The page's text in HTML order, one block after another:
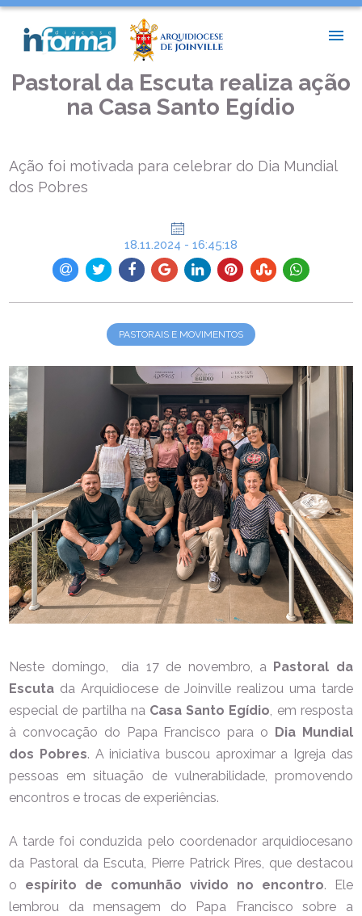
PASTORAL DA ESCUTA REALIZA AÇÃO NA CASA SANTO EGÍDIO
Pastoral da Escuta realiza ação
na Casa Santo Egídio
Ação foi motivada para celebrar do Dia Mundial
dos Pobres
18.11.2024 - 16:45:18
PASTORAIS E MOVIMENTOS
Neste domingo, dia 17 de novembro, a Pastoral da
Escuta da Arquidiocese de Joinville realizou uma tarde
especial de partilha naCasa Santo Egídio, em resposta
à convocação do Papa Francisco para o
Dia Mundial
dos Pobres. A iniciativa buscou aproximar a Igreja das
pessoas em situação de vulnerabilidade, promovendo
encontros e trocas de experiências.
A tarde foi conduzida pelo coordenador arquidiocesano
da Pastoral da Escuta, Pierre Patrick Pires, que destacou
o espírito de comunhão vivido no encontro. Ele
lembrou da mensagem do Papa Francisco sobre a